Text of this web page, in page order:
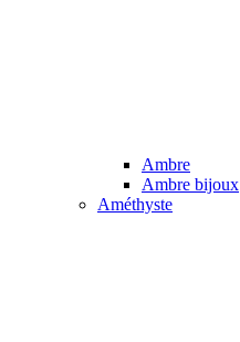
Ambre
Ambre bijoux
Améthyste